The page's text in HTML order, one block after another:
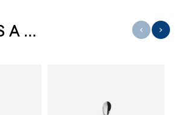
A ... ‹ ›